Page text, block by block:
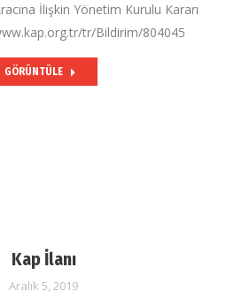
İlişkin Yönetim Kurulu Kararı
tr/Bildirim/804045
GÖRÜNTÜLE
Kap İlanı
Aralık 5, 2019